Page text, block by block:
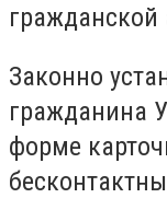
гражданской
Законно
гражданина
форме